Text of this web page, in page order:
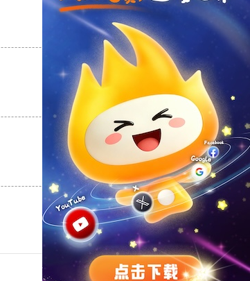
支持
反对 [0]
支持[0] 反对[0]